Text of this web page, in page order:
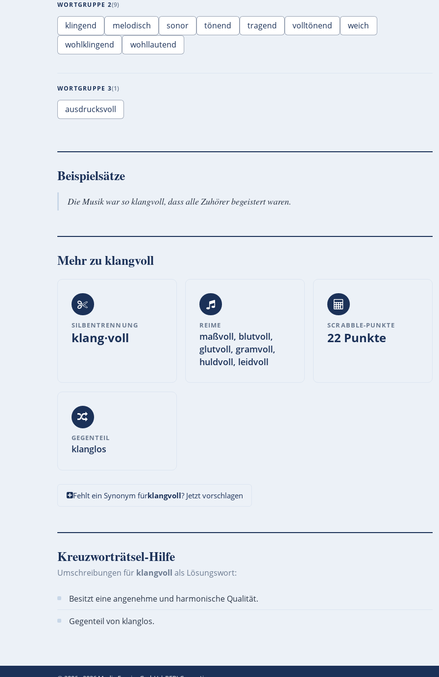
WORTGRUPPE 2 9
klingend melodisch sonor tönend tragend volltönend
weich
wohlklingend
wohllautend
WORTGRUPPE 3 1
ausdrucksvoll
Beispielsätze
Die Musik war so klangvoll, dass alle Zuhörer begeistert waren.
Mehr zuklangvoll
SILBENTRENNUNG
klang·voll
REIME
maßvoll, blutvoll,
glutvoll, gramvoll,
huldvoll, leidvoll
SCRABBLE-PUNKTE
22 Punkte
GEGENTEIL
klanglos
Fehlt ein Synonym fürklangvoll? Jetzt vorschlagen
Kreuzworträtsel-Hilfe
Umschreibungen für klangvoll als Lösungswort:
Besitzt eine angenehme und harmonische Qualität.
Gegenteil von klanglos.